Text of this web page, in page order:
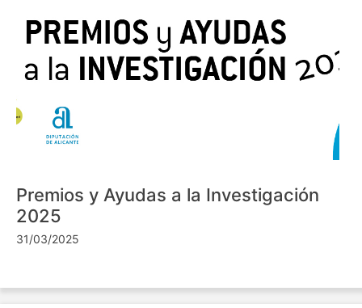
Premios y Ayudas a la Investigación
2025
31/03/2025